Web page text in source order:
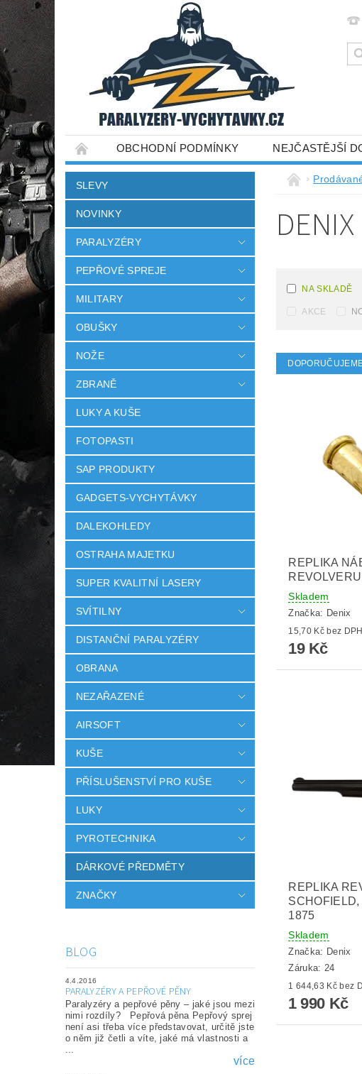
OBCHODNÍ PODMÍNKY NEJČASTĚJŠÍ
SLEVY
NOVINKY
PARALYZÉRY
PEPŘOVÉ SPREJE
MILITARY
OBUŠKY
NOŽE
ZBRANĚ
LUKY A KUŠE
FOTOPASTI
SAP PRODUKTY
GADGETS-VYCHYTÁVKY
DALEKOHLEDY
OSTRAHA MAJETKU
SUPER KVALITNÍ LASERY
SVÍTILNY
DISTANČNÍ PARALYZÉRY
OBRANA
NEZAŘAZENÉ
AIRSOFT
KUŠE
PŘÍSLUŠENSTVÍ PRO KUŠE
LUKY
PYROTECHNIKA
DÁRKOVÉ PŘEDMĚTY
ZNAČKY
BLOG
4.4.2016
PARALYZÉRY A PEPŘOVÉ PĚNY
Paralyzéry a pepřové pěny – jaké jsou mezi
nimi rozdíly? Pepřová pěna Pepřový sprej
není asi třeba více představovat, určitě jste
o něm již četli a víte, jaké má vlastnosti a
...
více
DENIX
NA SKLADĚ
AKCE
REPLIKA
Skladem
Značka: Denix
15,70 Kč bez DPH
19 Kč
REPLIKA
1875
Skladem
Značka: Denix
Záruka: 24
1 644,63 Kč
1 990 Kč